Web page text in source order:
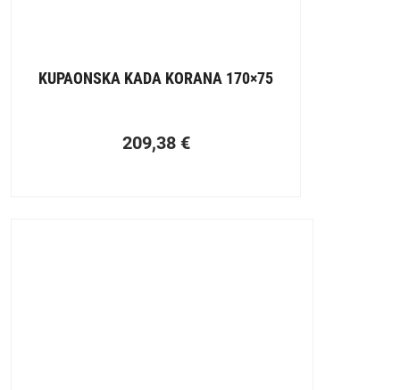
KUPAONSKA KADA KORANA 170×75
209,38 €